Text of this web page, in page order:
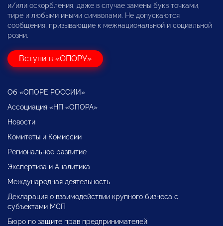
и/или оскорбления, даже в случае замены букв точками,
тире и любыми иными символами. Не допускаются
сообщения, призывающие к межнациональной и социальной
розни.
Вступи в «ОПОРУ»
Об «ОПОРЕ РОССИИ»
Ассоциация «НП «ОПОРА»
Новости
Комитеты и Комиссии
Региональное развитие
Экспертиза и Аналитика
Международная деятельность
Декларация о взаимодействии крупного бизнеса с
субъектами МСП
Бюро по защите прав предпринимателей